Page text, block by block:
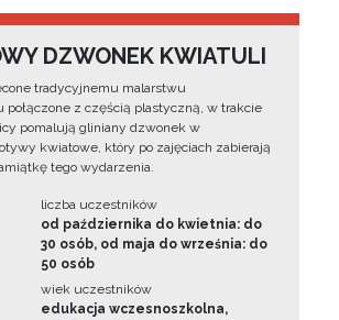
DZWONEK KWIATULI
tradycyjnemu malarstwu
połączone z częścią plastyczną, w trakcie
pomalują gliniany dzwonek w
kwiatowe, który po zajęciach zabierają
tego wydarzenia.
liczba uczestników
od października do kwietnia: do
30 osób, od maja do września: do
50 osób
wiek uczestników
edukacja wczesnoszkolna,